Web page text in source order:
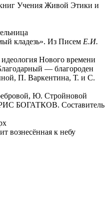
книг Учения Живой Этики и
кладезь». Из Писем Е.И.
Нового времени
— благороден
П. Варкентина, Т. и С.
Ю. Стройновой
БОГАТКОВ. Составитель
вознесённая к небу